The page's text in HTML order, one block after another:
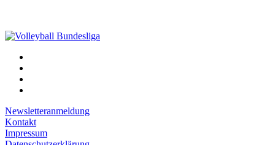
Newsletteranmeldung
Kontakt
Impressum